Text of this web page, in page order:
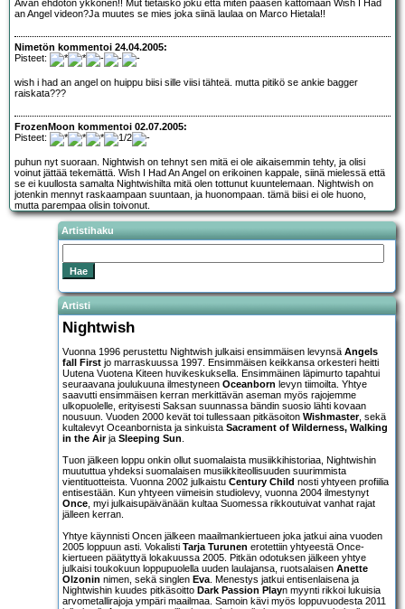
Aivan ehdoton ykkönen!! Mut tietäiskö joku että miten pääsen kattomaan Wish I Had
an Angel videon?Ja muutes se mies joka siinä laulaa on Marco Hietala!!
Nimetön kommentoi 24.04.2005:
Pisteet:
wish i had an angel on huippu biisi sille viisi tähteä. mutta pitikö se ankie bagger
raiskata???
FrozenMoon kommentoi 02.07.2005:
Pisteet:
puhun nyt suoraan. Nightwish on tehnyt sen mitä ei ole aikaisemmin tehty, ja olisi
voinut jättää tekemättä. Wish I Had An Angel on erikoinen kappale, siinä mielessä että
se ei kuullosta samalta Nightwishilta mitä olen tottunut kuuntelemaan. Nightwish on
jotenkin mennyt raskaampaan suuntaan, ja huonompaan. tämä biisi ei ole huono,
mutta parempaa olisin toivonut.
Artistihaku
Artisti
Nightwish
Vuonna 1996 perustettu Nightwish julkaisi ensimmäisen levynsä Angels
fall First jo marraskuussa 1997. Ensimmäisen keikkansa orkesteri heitti
Uutena Vuotena Kiteen huvikeskuksella. Ensimmäinen läpimurto tapahtui
seuraavana joulukuuna ilmestyneen Oceanborn levyn tiimoilta. Yhtye
saavutti ensimmäisen kerran merkittävän aseman myös rajojemme
ulkopuolelle, erityisesti Saksan suunnassa bändin suosio lähti kovaan
nousuun. Vuoden 2000 kevät toi tullessaan pitkäsoiton Wishmaster, sekä
kultalevyt Oceanbornista ja sinkuista Sacrament of Wilderness, Walking
in the Airja Sleeping Sun
Tuon jälkeen loppu onkin ollut suomalaista musiikkihistoriaa, Nightwishin
muututtua yhdeksi suomalaisen musiikkiteollisuuden suurimmista
vientituotteista. Vuonna 2002 julkaistu Century Child nosti yhtyeen profiilia
entisestään. Kun yhtyeen viimeisin studiolevy, vuonna 2004 ilmestynyt
Once , myi julkaisupäivänään kultaa Suomessa rikkoutuivat vanhat rajat
jälleen kerran.
Yhtye käynnisti Oncen jälkeen maailmankiertueen joka jatkui aina vuoden
2005 loppuun asti. Vokalisti Tarja Turunen erotettiin yhtyeestä Once-
kiertueen päätyttyä lokakuussa 2005. Pitkän odotuksen jälkeen yhtye
julkaisi toukokuun loppupuolella uuden laulajansa, ruotsalaisen Anette
Olzonin nimen, sekä singlen Eva . Menestys jatkui entisenlaisena ja
Nightwishin kuudes pitkäsoitto Dark Passion Playn myynti rikkoi lukuisia
arvometallirajoja ympäri maailmaa. Samoin kävi myös loppuvuodesta 2011